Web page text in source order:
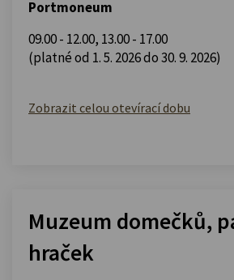
Portmoneum
09.00 - 12.00, 13.00 - 17.00
(platné od 1. 5. 2026 do 30. 9. 2026)
Zobrazit celou otevírací dobu
Muzeum domečků,
hraček